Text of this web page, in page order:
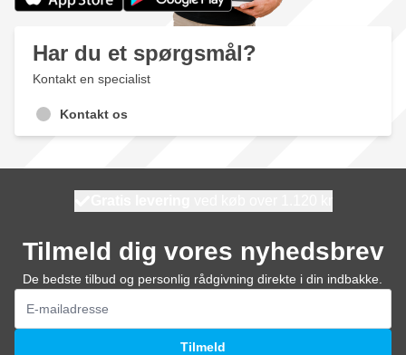
Har du et spørgsmål?
Kontakt en specialist
Kontakt os
Tilmeld dig vores nyhedsbrev
De bedste tilbud og personlig rådgivning direkte i din indbakke.
E-mail adresse
Tilmeld